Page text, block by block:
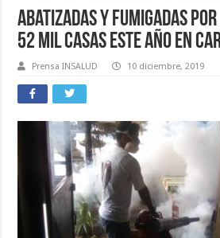
Abatizadas y fumigadas
52 mil casas este año en
Prensa INSALUD 10 diciembre, 2019